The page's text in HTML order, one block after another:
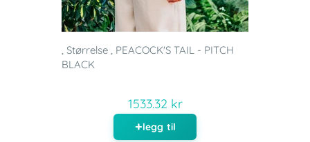
, Størrelse , PEACOCK'S TAIL - PITCH
BLACK
1533.32 kr
legg til